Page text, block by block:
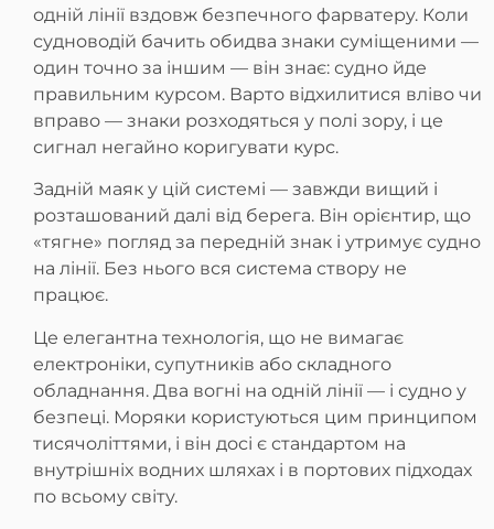
одній лінії вздовж безпечного фарватеру. Коли
судноводій бачить обидва знаки суміщеними —
один точно за іншим — він знає: судно йде
правильним курсом. Варто відхилитися вліво чи
вправо — знаки розходяться у полі зору, і це
сигнал негайно коригувати курс.
Задній маяк у цій системі — завжди вищий і
розташований далі від берега. Він орієнтир, що
«тягне» погляд за передній знак і утримує судно
на лінії. Без нього вся система створу не
працює.
Це елегантна технологія, що не вимагає
електроніки, супутників або складного
обладнання. Два вогні на одній лінії — і судно у
безпеці. Моряки користуються цим принципом
тисячоліттями, і він досі є стандартом на
внутрішніх водних шляхах і в портових підходах
по всьому світу.